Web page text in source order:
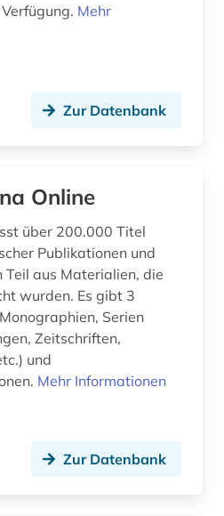
französische revolution (1)
Mehr
Zur Datenbank
Online
über 200.000 Titel
Publikationen und
aus Materialien, die
wurden. Es gibt 3
Serien
Zeitschriften,
und
Mehr Informationen
Zur Datenbank